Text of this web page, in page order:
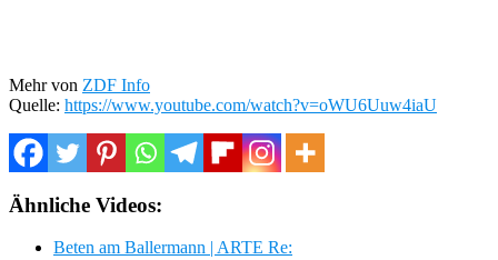
Mehr von ZDF Info
Quelle: https://www.youtube.com/watch?v=oWU6Uuw4iaU
Ähnliche Videos:
Beten am Ballermann | ARTE Re: